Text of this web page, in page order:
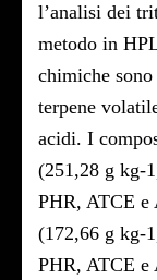
l’analisi dei
metodo in
chimiche
terpene
acidi. I
(251,28 g kg-
PHR, ATCE
(172,66 g kg-
PHR, ATCE e